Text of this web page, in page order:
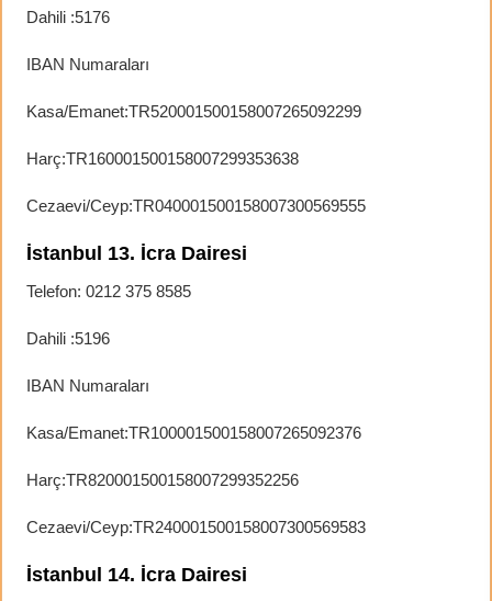
Dahili :5176
IBAN Numaraları
Kasa/Emanet:TR520001500158007265092299
Harç:TR160001500158007299353638
Cezaevi/Ceyp:TR040001500158007300569555
İstanbul 13. İcra Dairesi
Telefon: 0212 375 8585
Dahili :5196
IBAN Numaraları
Kasa/Emanet:TR100001500158007265092376
Harç:TR820001500158007299352256
Cezaevi/Ceyp:TR240001500158007300569583
İstanbul 14. İcra Dairesi